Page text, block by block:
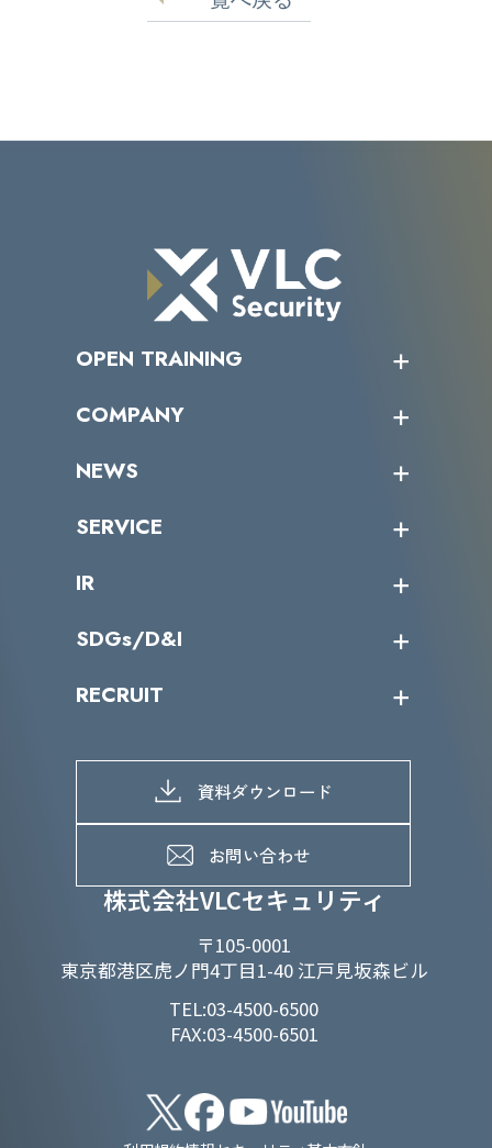
ト】
株式会社VLCセキュリティ
〒105-0001
東京都港区虎ノ門4丁目1-40 江戸見坂森ビル
TEL:03-4500-6500
FAX:03-4500-6501
OPEN TRAINING
受講者の声
COMPANY
トップメッセージ
ミッション／ビジョン
パートナー企業一覧
NEWS
サイバーニュース
SERVICE
カテゴリー別サービス一覧
IR
IRカレンダー
IRライブラリー
よくあるご質問
SDGs/D&I
当グループのマテリアリティ
SDGs推進体制
D&Iの取り組み
RECRUIT
募集職種一覧
メッセージ
メンバーインタビュー
資料ダウンロード
お問い合わせ